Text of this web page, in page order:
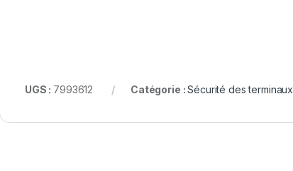
UGS : 7993612 Catégorie :Sécurité des terminaux